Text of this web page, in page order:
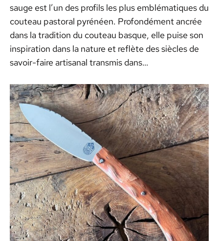
sauge est l’un des profils les plus emblématiques du
couteau pastoral pyrénéen. Profondément ancrée
dans la tradition du couteau basque, elle puise son
inspiration dans la nature et reflète des siècles de
savoir-faire artisanal transmis dans…